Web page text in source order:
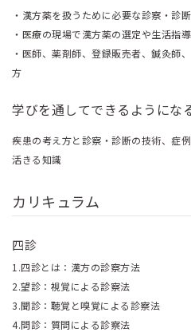
・漢方薬を扱うために必要な診察・診
・医療の現場で漢方薬の選定や生活指
・医師、薬剤師、登録販売者、鍼灸師
方
学びを通してできるようにな
疾患の考え方と診察・診断の技術、症
活きる知識
カリキュラム
四診
1.四診とは：漢方の診察方法
2.望診：視覚による診察法
3.聞診：聴覚と嗅覚による診察法
4.問診：質問による診察法